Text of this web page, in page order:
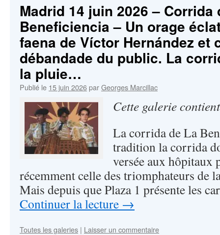
Madrid 14 juin 2026 – Corrida
Beneficiencia – Un orage
faena de Víctor Hernández et
débandade du public. La
la pluie…
Publié le 15 juin 2026parGeorges Marcillac
Cette galerie
La corrida de La
tradition la corrida
versée aux hôpitaux
récemment celle des triomphateurs de
Mais depuis que Plaza 1 présente les
Continuer la lecture →
Toutes les galeries | Laisser un commentaire